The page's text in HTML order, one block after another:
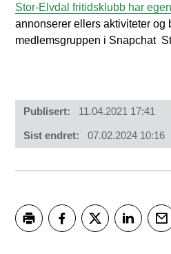
Stor-Elvdal fritidsklubb har
annonserer ellers aktiviteter og
medlemsgruppen i Snapchat
Publisert 11.04.2021 17:41
Sist endret 07.02.2024 10:16